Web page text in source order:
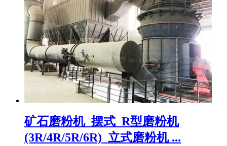
矿石磨粉机_摆式_R型磨粉机
(3R/4R/5R/6R)_立式磨粉机 ...